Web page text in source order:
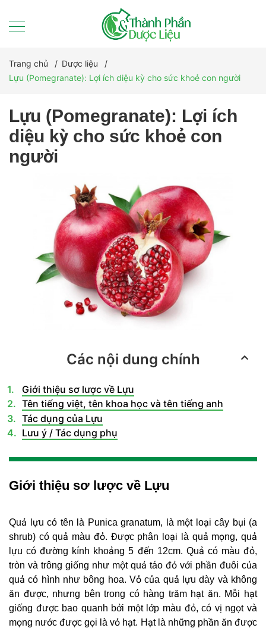
Trang chủ / Dược liệu
/
Lựu (Pomegranate): Lợi ích diệu kỳ cho sức khoẻ con người
Lựu (Pomegranate): Lợi ích
diệu kỳ cho sức khoẻ con
người
Các nội dung chính
Giới thiệu sơ lược về Lựu
Tên tiếng việt, tên khoa học và tên tiếng anh
Tác dụng của Lựu
Lưu ý / Tác dụng phụ
Giới thiệu sơ lược về Lựu
Quả lựu có tên là Punica granatum, là một loại cây bụi (a
shrub) có quả màu đỏ. Được phân loại là quả mọng, quả
lựu có đường kính khoảng 5 đến 12cm. Quả có màu đỏ,
tròn và trông giống như một quả táo đỏ với phần đuôi của
quả có hình như bông hoa. Vỏ của quả lựu dày và không
ăn được, nhưng bên trong có hàng trăm hạt ăn. Mỗi hạt
giống được bao quanh bởi một lớp màu đỏ, có vị ngọt và
mọng nước được gọi là vỏ hạt. Hạt là những phần ăn được